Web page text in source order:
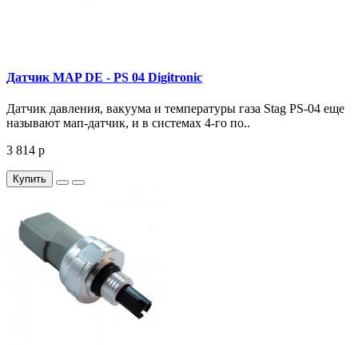
Датчик MAP DE - PS 04 Digitronic
Датчик давления, вакуума и температуры газа Stag PS-04 еще
называют мап-датчик, и в системах 4-го по..
3 814 р
Купить